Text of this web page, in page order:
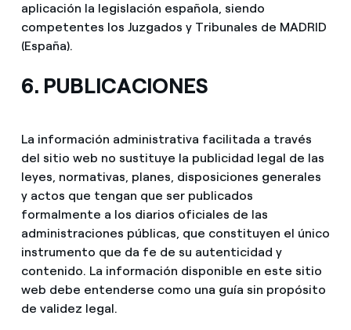
aplicación la legislación española, siendo
competentes los Juzgados y Tribunales de MADRID
(España).
6. PUBLICACIONES
La información administrativa facilitada a través
del sitio web no sustituye la publicidad legal de las
leyes, normativas, planes, disposiciones generales
y actos que tengan que ser publicados
formalmente a los diarios oficiales de las
administraciones públicas, que constituyen el único
instrumento que da fe de su autenticidad y
contenido. La información disponible en este sitio
web debe entenderse como una guía sin propósito
de validez legal.